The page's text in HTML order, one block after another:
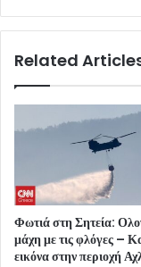
Related
Φωτιά στη Σητεία:
μάχη με τις φλόγες –
εικόνα στην περιοχή